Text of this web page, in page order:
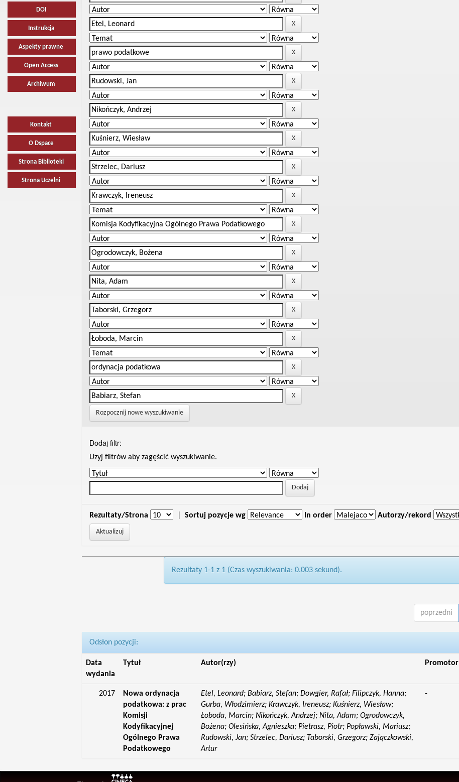
DOI
Instrukcja
Aspekty prawne
Open Access
Archiwum
Kontakt
O Dspace
Strona Biblioteki
Strona Uczelni
Rozpocznij nowe wyszukiwanie
Dodaj filtr:
Uzyj filtrów aby zagęścić wyszukiwanie.
Rezultaty/Strona Sortuj pozycje wg In order Autorzy/rekord
Rezultaty 1-1 z 1 (Czas wyszukiwania: 0.003 sekund).
poprzedni
Odsłon pozycji:
Data
wydania
Tytuł Autor(rzy) Promotor
2017
Nowa ordynacja
podatkowa: z prac
Komisji
Kodyfikacyjnej
Ogólnego Prawa
Podatkowego
Etel, Leonard; Babiarz, Stefan; Dowgier, Rafał; Filipczyk, Hanna;
Gurba, Włodzimierz; Krawczyk, Ireneusz; Kuśnierz, Wiesław;
Łoboda, Marcin; Nikończyk, Andrzej; Nita, Adam; Ogrodowczyk,
Bożena; Olesińska, Agnieszka; Pietrasz, Piotr; Popławski, Mariusz;
Rudowski, Jan; Strzelec, Dariusz; Taborski, Grzegorz; Zajączkowski,
Artur
-